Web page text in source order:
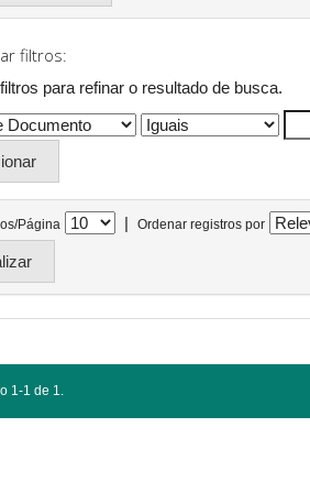
filtros:
para refinar o resultado de busca.
Página | Ordenar registros por
1-1 de 1.